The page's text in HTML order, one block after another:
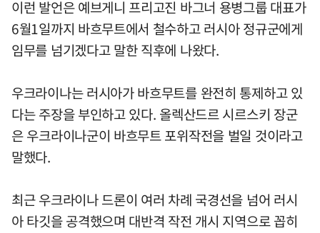
이런 발언은 예브게니 프리고진 바그너 용병그룹 대표가
6월1일까지 바흐무트에서 철수하고 러시아 정규군에게
임무를 넘기겠다고 말한 직후에 나왔다.
우크라이나는 러시아가 바흐무트를 완전히 통제하고 있
다는 주장을 부인하고 있다. 올렉산드르 시르스키 장군
은 우크라이나군이 바흐무트 포위작전을 벌일 것이라고
말했다.
최근 우크라이나 드론이 여러 차례 국경선을 넘어 러시
아 타깃을 공격했으며 대반격 작전 개시 지역으로 꼽히